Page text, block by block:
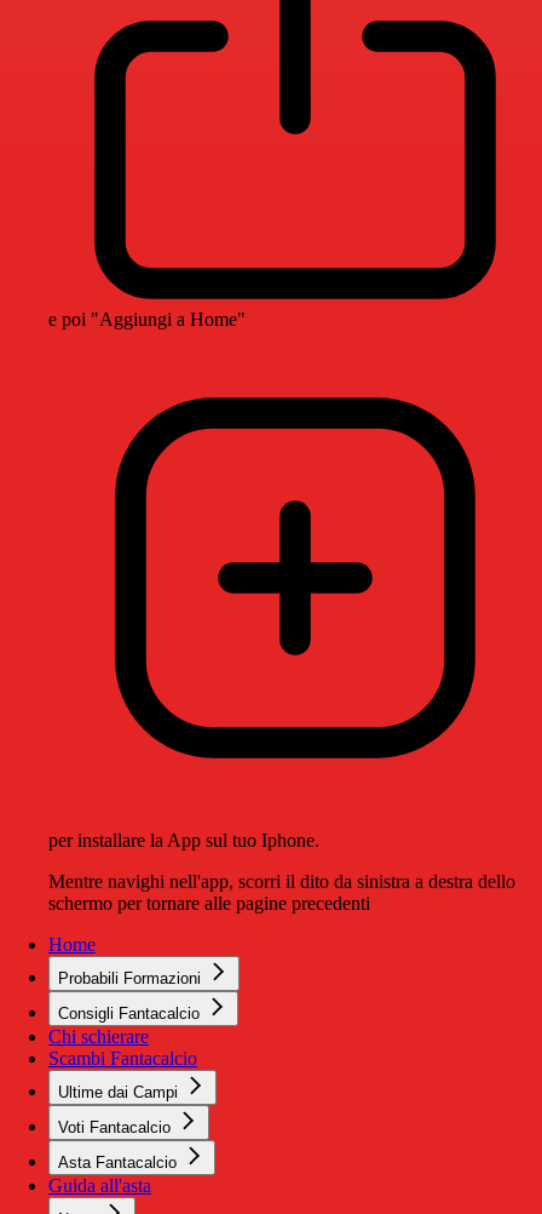
e poi "Aggiungi a Home"
per installare la App sul tuo Iphone.
Mentre navighi nell'app, scorri il dito da sinistra a destra dello
schermo per tornare alle pagine precedenti
Home
Probabili Formazioni
Consigli Fantacalcio
Chi schierare
Scambi Fantacalcio
Ultime dai Campi
Voti Fantacalcio
Asta Fantacalcio
Guida all'asta